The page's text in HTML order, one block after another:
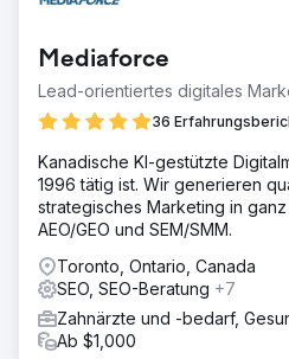
Mediaforce
Lead-orientiertes digitales
36
Kanadische KI-gestützte
1996 tätig ist. Wir generieren
strategisches Marketing in ganz
AEO/GEO und SEM/SMM.
Toronto, Ontario, Canada
SEO, SEO-Beratung +7
Zahnärzte und -bedarf,
Ab $1,000